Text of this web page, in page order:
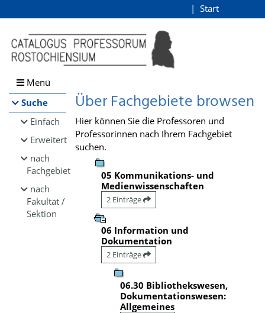
Browsen
direkt zum Inhalt
Start
Menü
Suche
Einfach
Erweitert
nach
Fachgebiet
nach
Fakultät /
Sektion
Über Fachgebiete browsen
Hier können Sie die Professoren und
Professorinnen nach Ihrem Fachgebiet
suchen.
05 Kommunikations- und
Medienwissenschaften
2 Einträge
06 Information und
Dokumentation
2 Einträge
06.30 Bibliothekswesen,
Dokumentationswesen:
Allgemeines